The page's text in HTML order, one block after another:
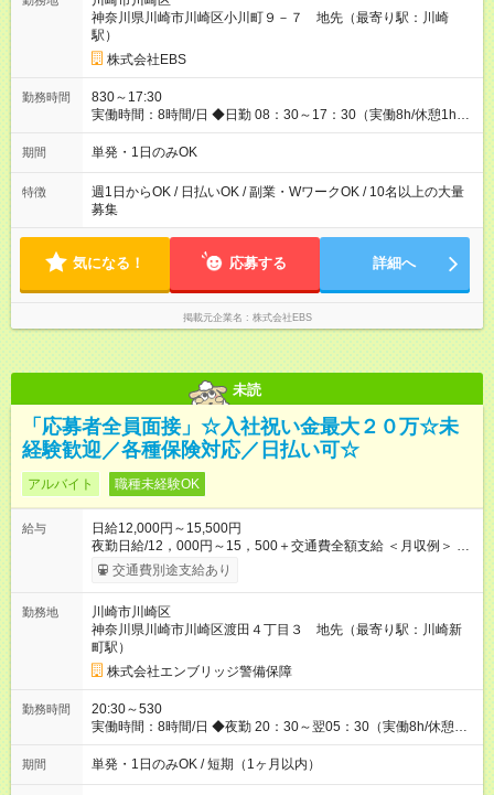
資格取得費用すべて弊社がお出しします♪ ◆交通費「全額」支給
公共交通機関を利用の履歴を提出で、交通費全額支給！ 自動車
通勤・バイク通勤もOK ◆日当保証 たとえ仕事が1時間で終わっ
ても 日当は全額お支払いします！ ◆制服貸与 制服は全て無償で
貸し出します。保証金は一切いただきません。 他にも、リュッ
クサック、快適に働ける空調服や防寒ベストのご用意もありま
す♪ 【試用期間】試用期間なし
神奈川県川崎市川崎区小川町９－７ 地先（最寄り駅：川崎
駅）
株式会社EBS
勤務時間
830～17:30
実働時間：8時間/日 ◆日勤 08：30～17：30（実働8h/休憩1h）
◆夜勤 20：30～翌05：30（実働8h/休憩1h） ※勤務地により勤
務時間は多少変動あり ◆希望のシフトで働ける！ 希望の勤務日
夜勤・深夜・早朝のお仕事もございます
期間 単発・1日のみOK
特徴
週1日からOK / 日払いOK / 副業・WワークOK / 10名以上の大量
募集
気になる！ 応募する 詳細へ
掲載元企業名 株式会社EBS
未読
「応募者全員面接」☆入社祝い金最大２０万☆未
経験歓迎／各種保険対応／日払い可☆
アルバイト 職種未経験OK
給与
日給12,000円～15,500円
夜勤日給/12，000円～15，500＋交通費全額支給 ＜月収例＞ 日
給12，000円×22日間＝264，000円 ◆スタートダッシュに 入社
祝金最大200，000円を支給！ 研修手当(法定研修20時間)：24，
「全額」支給 公共交通機関を利用の履歴を提出で、交通費全額
支給！ 自動車通勤・バイク通勤もOK ※規程あり ◆日当保証 た
とえ仕事が1時間で終わっても 日当は全額お支払いします！ 業
者さんと協力し合って、早く仕事を終えるほど、お得……！ ◆
その他 資格応援手当・隊長手当等 アルバイトから社員雇用ま
でのキャリアアップを楽しめるスキームをご用意しております☆
【試用期間】試用期間なし
交通費別途支給あり
勤務地
川崎市川崎区
神奈川県川崎市川崎区渡田４丁目３ 地先（最寄り駅：川崎新
町駅）
株式会社エンブリッジ警備保障
勤務時間
20:30～530
実働時間：8時間/日 ◆夜勤 20：30～翌05：30（実働8h/休憩
1h） ※勤務地により勤務時間は多少変動あり ◆希望のシフトで
働ける！ 希望の勤務日数がありましたらご相談下さい。 週1
期間 単発・1日のみOK / 短期（1ヶ月以内）